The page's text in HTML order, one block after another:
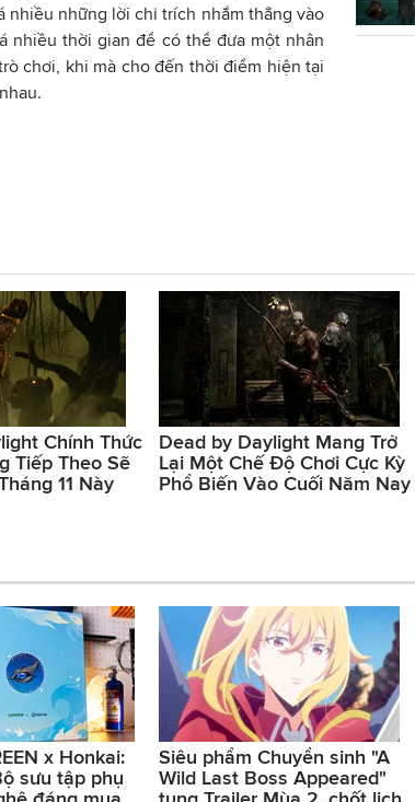
nhiều những lời chỉ trích nhắm thẳng vào
nhiều thời gian để có thể đưa một nhân
chơi, khi mà cho đến thời điểm hiện tại
Chính Thức
Tiếp Theo Sẽ
11 Này
Dead by Daylight Mang Trở
Lại Một Chế Độ Chơi Cực Kỳ
Phổ Biến Vào Cuối Năm Nay
x Honkai:
sưu tập phụ
Siêu phẩm Chuyển sinh "A
Wild Last Boss Appeared"